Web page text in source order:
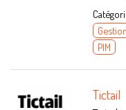
PIM
Tictail